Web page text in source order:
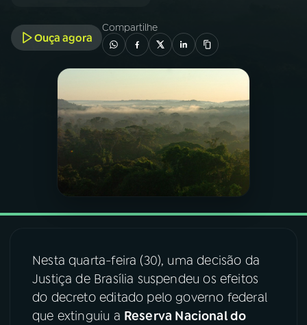
A RÁDIO
PROGRAMAÇÃO
PROGRAMAS
PODCASTS
06VIDEOCASTS
07ÚLTIMAS
08FESTIVAL DE MÚSICA
Ouça agora
Compartilhe
Nesta quarta-feira (30), uma decisão da
Justiça de Brasília suspendeu os efeitos
do decreto editado pelo governo federal
que extinguiu a Reserva Nacional do